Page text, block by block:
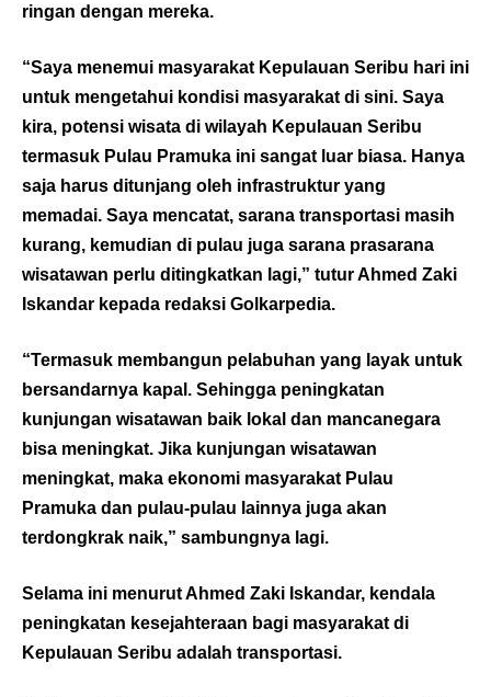
ringan dengan mereka.
“Saya menemui masyarakat Kepulauan Seribu hari ini
untuk mengetahui kondisi masyarakat di sini. Saya
kira, potensi wisata di wilayah Kepulauan Seribu
termasuk Pulau Pramuka ini sangat luar biasa. Hanya
saja harus ditunjang oleh infrastruktur yang
memadai. Saya mencatat, sarana transportasi masih
kurang, kemudian di pulau juga sarana prasarana
wisatawan perlu ditingkatkan lagi,” tutur Ahmed Zaki
Iskandar kepada redaksi Golkarpedia.
“Termasuk membangun pelabuhan yang layak untuk
bersandarnya kapal. Sehingga peningkatan
kunjungan wisatawan baik lokal dan mancanegara
bisa meningkat. Jika kunjungan wisatawan
meningkat, maka ekonomi masyarakat Pulau
Pramuka dan pulau-pulau lainnya juga akan
terdongkrak naik,” sambungnya lagi.
Selama ini menurut Ahmed Zaki Iskandar, kendala
peningkatan kesejahteraan bagi masyarakat di
Kepulauan Seribu adalah transportasi.